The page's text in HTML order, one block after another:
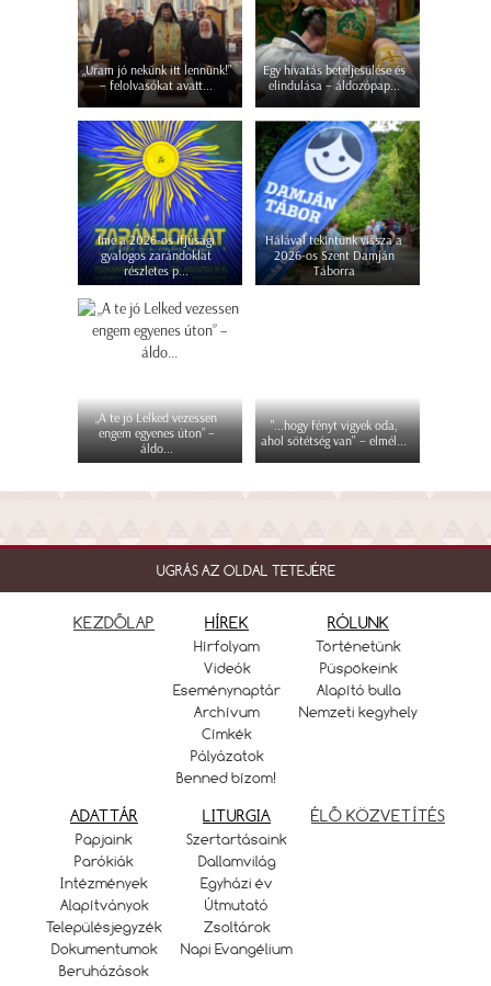
„Uram jó nekünk itt lennünk!”
– felolvasókat avatt...
Egy hivatás beteljesülése és
elindulása – áldozópap...
Íme a 2026-os ifjúsági
gyalogos zarándoklat
részletes p...
Hálával tekintünk vissza a
2026-os Szent Damján
Táborra
„A te jó Lelked vezessen
engem egyenes úton” –
áldo...
"...hogy fényt vigyek oda,
ahol sötétség van" – elmél...
UGRÁS AZ OLDAL TETEJÉRE
KEZDŐLAP HÍREK
Hírfolyam
Videók
Eseménynaptár
Archívum
Címkék
Pályázatok
Benned bízom!
RÓLUNK
Történetünk
Püspökeink
Alapító bulla
Nemzeti kegyhely
ADATTÁR
Papjaink
Parókiák
Intézmények
Alapítványok
Településjegyzék
Dokumentumok
Beruházások
LITURGIA
Szertartásaink
Dallamvilág
Egyházi év
Útmutató
Zsoltárok
Napi Evangélium
ÉLŐ KÖZVETÍTÉS